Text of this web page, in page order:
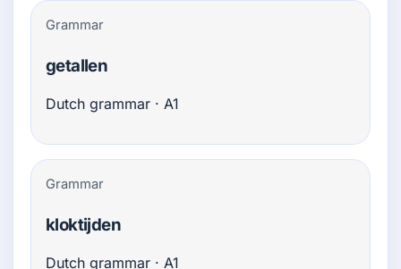
Grammar
getallen
Dutch grammar · A1
Grammar
kloktijden
Dutch grammar · A1